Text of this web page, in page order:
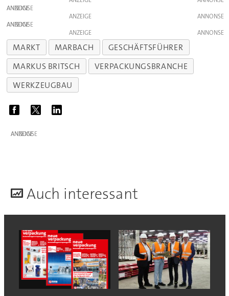
ANZEIGE
ANZEIGE
ANZEIGE
ANZEIGE
MARKT MARBACH
GESCHÄFTSFÜHRER
MARKUS BRITSCH
VERPACKUNGSBRANCHE
WERKZEUGBAU
ANZEIGE
Auch interessant